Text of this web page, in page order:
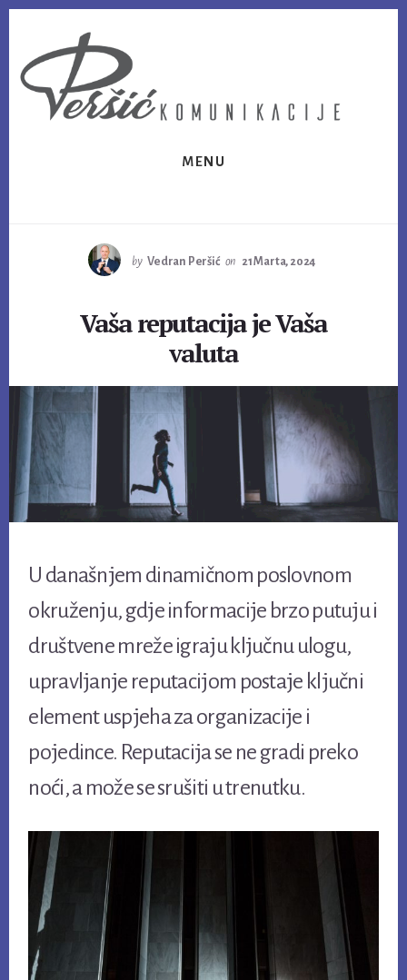
content
footer
MENU
by Vedran Peršić on 21 Marta, 2024
Vaša reputacija je Vaša
valuta
U današnjem dinamičnom poslovnom
okruženju, gdje informacije brzo putuju i
društvene mreže igraju ključnu ulogu,
upravljanje reputacijom postaje ključni
element uspjeha za organizacije i
pojedince. Reputacija se ne gradi preko
noći, a može se srušiti u trenutku.